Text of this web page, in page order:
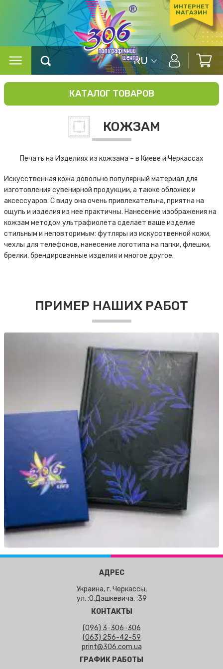
ИНТЕРНЕТ
МАГАЗИН
RU
КАТАЛОГ ТОВАРОВ
КОЖЗАМ
Печать на Изделиях из кожзама – в Киеве и Черкассах
Искусственная кожа довольно популярный материал для
изготовления сувенирной продукции, а также обложек и
аксессуаров. С виду она очень привлекательна, приятна на
ощупь и изделия из нее практичны. Нанесение изображения на
кожзам методом ультрафиолета сделает ваше изделие
стильным и неповторимым: футляры из искусственной кожи,
чехлы для телефонов, нанесение логотипа на папки, флешки,
брелки, брендированные изделия и многое другое.
ПРИМЕР НАШИХ РАБОТ
АДРЕС
Украина, г. Черкассы,
ул. :О.Дашкевича, :39
КОНТАКТЫ
(096) 3-306-306
(063) 256-42-59
print@306.com.ua
ГРАФИК РАБОТЫ